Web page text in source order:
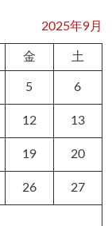
2025年9月
金 土
5 6
12 13
19 20
26 27